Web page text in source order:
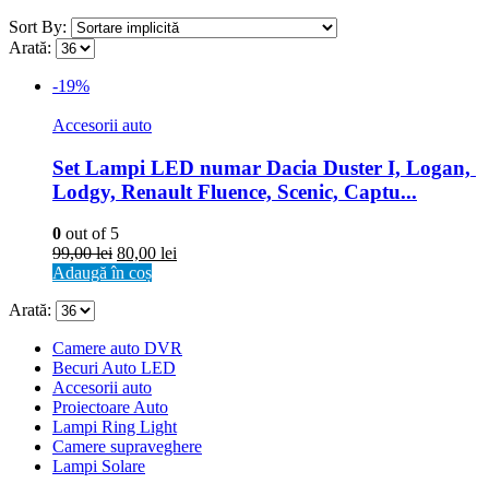
Sort By:
Arată:
-19%
Accesorii auto
Set Lampi LED numar Dacia Duster I, Logan,
Lodgy, Renault Fluence, Scenic, Captu...
0 out of 5
99,00lei 80,00 lei
Adaugă în coș
Arată:
Camere auto DVR
Becuri Auto LED
Accesorii auto
Proiectoare Auto
Lampi Ring Light
Camere supraveghere
Lampi Solare